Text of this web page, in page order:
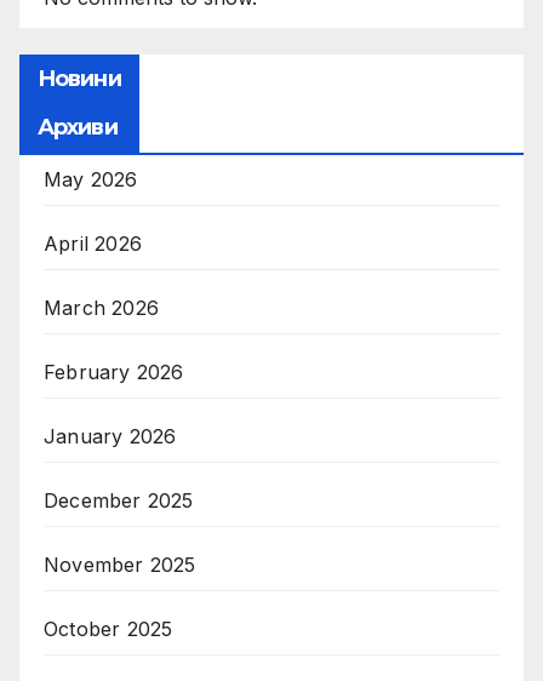
Новини
Архиви
May 2026
April 2026
March 2026
February 2026
January 2026
December 2025
November 2025
October 2025